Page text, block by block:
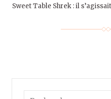
Sweet Table Shrek : il